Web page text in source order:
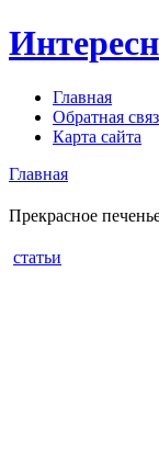
Главная
Обратная
Карта сайта
Главная
Прекрасное
статьи